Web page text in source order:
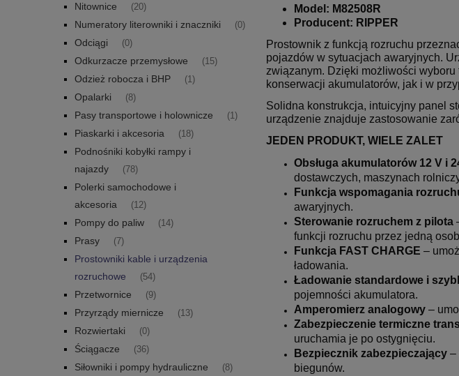
Nitownice (20)
Numeratory literowniki i znaczniki (0)
Odciągi (0)
Odkurzacze przemysłowe (15)
Odzież robocza i BHP (1)
Opalarki (8)
Pasy transportowe i holownicze (1)
Piaskarki i akcesoria (18)
Podnośniki kobyłki rampy i
najazdy
(78)
Polerki samochodowe i
akcesoria
(12)
Pompy do paliw (14)
Prasy (7)
Prostowniki kable i urządzenia
rozruchowe
(54)
Przetwornice (9)
Przyrządy miernicze (13)
Rozwiertaki (0)
Ściągacze (36)
Siłowniki i pompy hydrauliczne (8)
Model: M82508R
Producent: RIPPER
Prostownik z funkcją rozruchu
pojazdów w sytuacjach awaryjnych.
związanym. Dzięki możliwości
konserwacji akumulatorów, jak i w
Solidna konstrukcja, intuicyjny panel
urządzenie znajduje zastosowanie
JEDEN PRODUKT, WIELE ZALET
Obsługa akumulatorów 12 V i
dostawczych, maszynach
Funkcja wspomagania
awaryjnych.
Sterowanie rozruchem z pilota
funkcji rozruchu przez jedną
Funkcja FAST CHARGE –
ładowania.
Ładowanie standardowe i
pojemności akumulatora.
Amperomierz analogowy –
Zabezpieczenie termiczne
uruchamia je po ostygnięciu.
Bezpiecznik zabezpieczający –
biegunów.